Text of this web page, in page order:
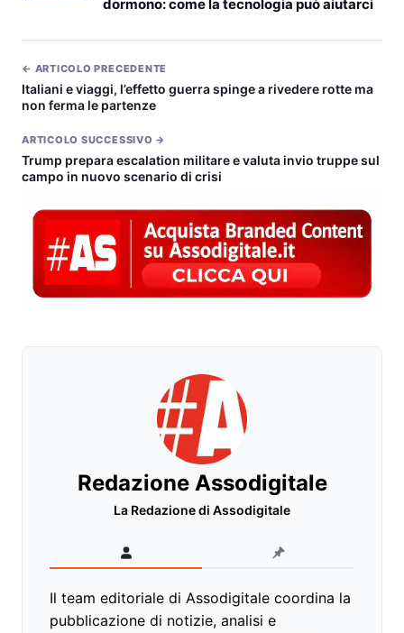
dormono: come la tecnologia può aiutarci
← ARTICOLO PRECEDENTE
Italiani e viaggi, l’effetto guerra spinge a rivedere rotte ma
non ferma le partenze
ARTICOLO SUCCESSIVO →
Trump prepara escalation militare e valuta invio truppe sul
campo in nuovo scenario di crisi
Redazione Assodigitale
La Redazione di Assodigitale
Il team editoriale di Assodigitale coordina la
pubblicazione di notizie, analisi e